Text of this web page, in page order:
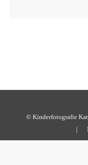
© Kinderfotografie
|